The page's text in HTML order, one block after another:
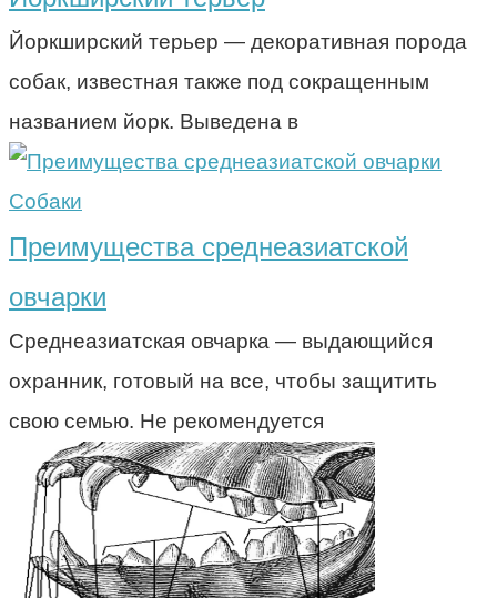
Йоркширский терьер — декоративная порода
собак, известная также под сокращенным
названием йорк. Выведена в
Собаки
Преимущества среднеазиатской
овчарки
Среднеазиатская овчарка — выдающийся
охранник, готовый на все, чтобы защитить
свою семью. Не рекомендуется